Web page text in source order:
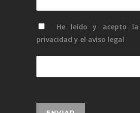
He leído y acepto la
privacidad y el aviso legal